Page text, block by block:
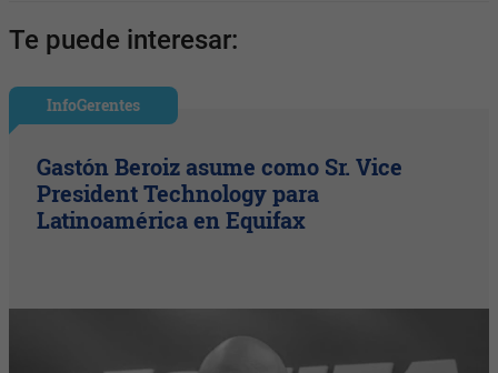
Te puede interesar:
InfoGerentes
Gastón Beroiz asume como Sr. Vice
President Technology para
Latinoamérica en Equifax